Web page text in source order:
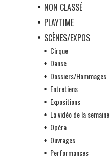
NON CLASSÉ
PLAYTIME
SCÈNES/EXPOS
Cirque
Danse
Dossiers/Hommages
Entretiens
Expositions
La vidéo de la semaine
Opéra
Ouvrages
Performances